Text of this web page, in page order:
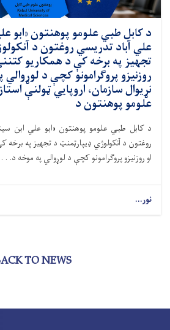
د کابل طبي علومو پوهنتون «ابو
علي آباد تدریسي روغتون د
تجهیز په برخه کې د همکاریو
روزنیزو پروګرامونو کچې د
نړیوال سازمان، اروپايي ټولنې
علومو پوهنتون د
د کابل طبي علومو پوهنتون «ابو علي ابن
روغتون د آنکولوژي ډيپارټمنټ د تجهیز په برخه
او روزنیزو پروګرامونو کچې د لوړوالي په موخه د. . .
نور...
TO NEWS